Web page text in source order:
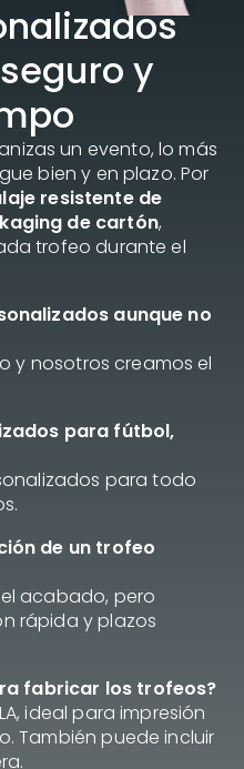
y
un evento, lo más
bien y en plazo. Por
resistente de
de cartón,
trofeo durante el
aunque no
y nosotros creamos el
para fútbol,
para todo
de un trofeo
acabado, pero
rápida y plazos
fabricar los trofeos?
ideal para impresión
También puede incluir